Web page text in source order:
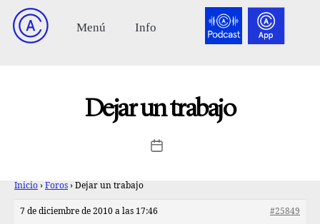
Dejar un trabajo
Inicio › Foros › Dejar un trabajo
7 de diciembre de 2010 a las 17:46
#25849